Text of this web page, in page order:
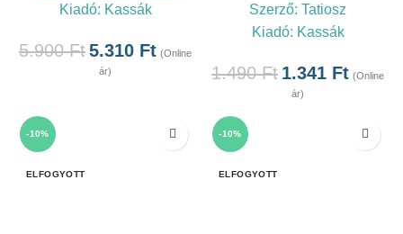
Kiadó: Kassák
5.900Ft5.310 Ft (Online
ár)
Szerző: Tatiosz
Kiadó: Kassák
1.490Ft 1.341 Ft (Online
ár)
-10%
ELFOGYOTT
-10%
ELFOGYOTT